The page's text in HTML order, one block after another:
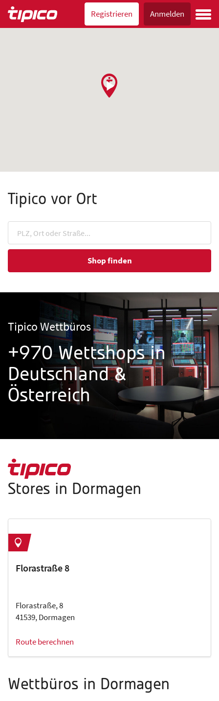
Registrieren Anmelden
Tipico vor Ort
Shop finden
Tipico Wettbüros
+970 Wettshops in
Deutschland &
Österreich
Stores in Dormagen
Florastraße 8
Florastraße, 8
41539, Dormagen
Route berechnen
Wettbüros in Dormagen